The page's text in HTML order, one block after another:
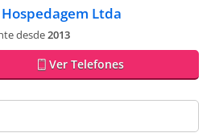
Ltda
desde2013
Ver Telefones